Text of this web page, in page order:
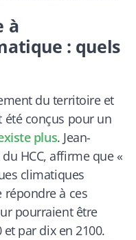
à
: quels
du territoire et
été conçus pour un
plus. Jean-
HCC, affirme que «
climatiques
répondre à ces
pourraient être
par dix en 2100.